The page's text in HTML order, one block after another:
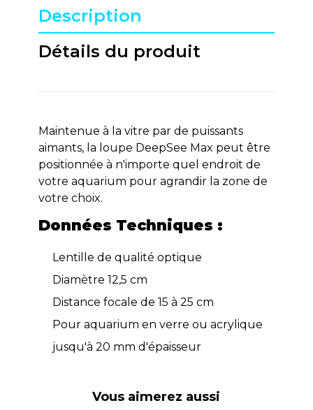
Description
Détails du produit
Maintenue à la vitre par de puissants
aimants, la loupe DeepSee Max peut être
positionnée à n'importe quel endroit de
votre aquarium pour agrandir la zone de
votre choix.
Données Techniques :
Lentille de qualité optique
Diamètre 12,5 cm
Distance focale de 15 à 25 cm
Pour aquarium en verre ou acrylique
jusqu'à 20 mm d'épaisseur
Vous aimerez aussi